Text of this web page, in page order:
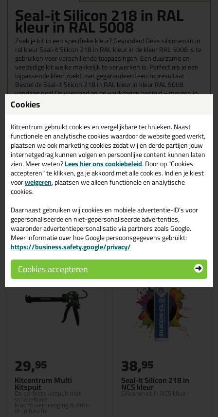
Seal-it Silicon 218 in RAL
kleur in RAL 5008
Zoek je kit in een specifieke kleur? Gevonden! Deze siliconenkit in
ral kleur Seal-it Silicon 218 in RAL kleur in de kleur RAL 5008 is te
gebruiken voor verschillende toepassingen. Een duurzame en
veelzijdige kit welke makkelijk te verwerken is. Perfect als je een
bijpassende kleur zoekt met gegarandeerd een topresultaat.
Bestel de Seal-it Silicon 218 in RAL kleur in kleur RAL 5008
vandaag nog! Op voorraad en op werkdagen besteld = morgen in
huis.
product?Lees alles over dit product >
Tips & tricks voor Seal-it Silicon 218
in RAL kleur
In de volgende blogs wordt dit product gebruikt:
Welke kit heb ik nodig voor mijn badkamer?
Gerelateerde producten
Kitcentrum Multi
Kitspuit
De perfecte kitspuit met
schakelbare
krachtoverbrenging & Anti-
drup functie
29,95
Seal-It Silicon 218 in
NCS kleur
Siliconenkit in NCS kleur!
38,95
Cookies
Kitcentrum gebruikt cookies en vergelijkbare technieken. Naast
functionele en analytische cookies waardoor de website goed werkt,
plaatsen we ook marketing cookies zodat wij en derde partijen jouw
internetgedrag kunnen volgen en persoonlijke content kunnen laten
zien. Meer weten?Lees hier ons cookiebeleid. Door op "Cookies
accepteren" te klikken, ga je akkoord met alle cookies. Indien je kiest
voorweigeren, plaatsen we alleen functionele en analytische
cookies.
Daarnaast gebruiken wij cookies en mobiele advertentie-ID’s voor
gepersonaliseerde en niet-gepersonaliseerde advertenties,
waaronder advertentiepersonalisatie via partners zoals Google.
Meer informatie over hoe Google persoonsgegevens gebruikt:
https://business.safety.google/privacy/
Cookies accepteren